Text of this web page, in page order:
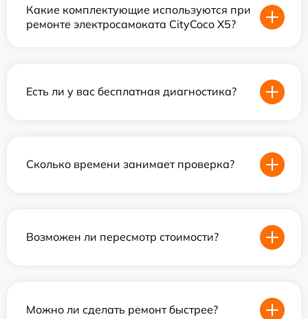
Какие комплектующие используются при
ремонте электросамоката CityCoco X5?
Есть ли у вас бесплатная диагностика?
Сколько времени занимает проверка?
Возможен ли пересмотр стоимости?
Можно ли сделать ремонт быстрее?